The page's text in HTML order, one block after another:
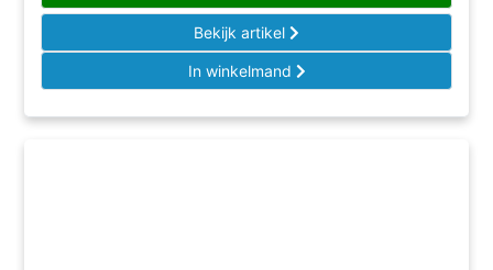
Bekijk artikel
In winkelmand